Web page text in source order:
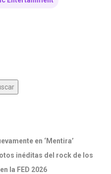
en ‘Mentira’
inéditas del rock de los
la FED 2026